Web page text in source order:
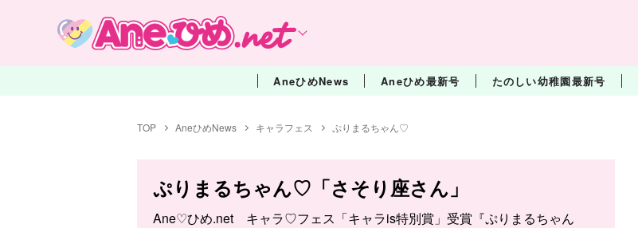
AneひめNews Aneひめ最新号 たのしい幼稚園最新号
TOP AneひめNews キャラフェス ぷりまるちゃん♡
ぷりまるちゃん♡「さそり座さん」
Ane♡ひめ.net キャラ♡フェス「キャラis特別賞」受賞『ぷりまるちゃん